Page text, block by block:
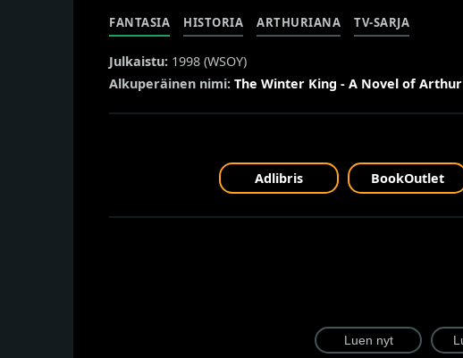
FANTASIA HISTORIA ARTHURIANA TV-SARJA
Julkaistu: 1998 (WSOY)
Alkuperäinen nimi: The Winter King - A Novel of Arthur
Adlibris BookOutlet